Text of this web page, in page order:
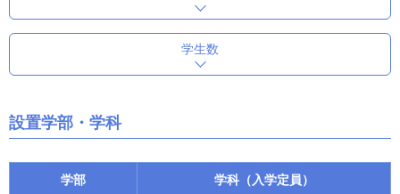
学生数
設置学部・学科
学部 学科（入学定員）